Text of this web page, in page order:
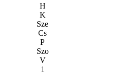
H
K
Sze
Cs
P
Szo
V
1